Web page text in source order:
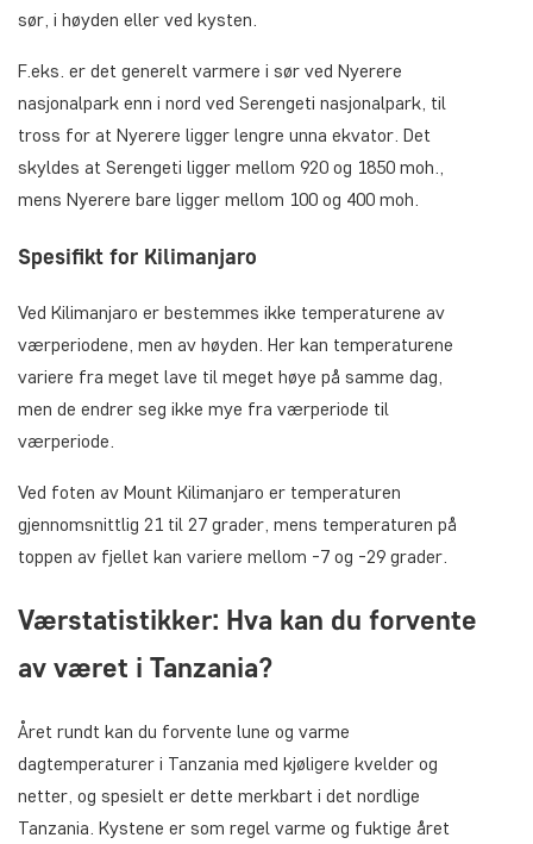
sør, i høyden eller ved kysten.
F.eks. er det generelt varmere i sør ved Nyerere
nasjonalpark enn i nord ved Serengeti nasjonalpark, til
tross for at Nyerere ligger lengre unna ekvator. Det
skyldes at Serengeti ligger mellom 920 og 1850 moh.,
mens Nyerere bare ligger mellom 100 og 400 moh.
Spesifikt for Kilimanjaro
Ved Kilimanjaro er bestemmes ikke temperaturene av
værperiodene, men av høyden. Her kan temperaturene
variere fra meget lave til meget høye på samme dag,
men de endrer seg ikke mye fra værperiode til
værperiode.
Ved foten av Mount Kilimanjaro er temperaturen
gjennomsnittlig 21 til 27 grader, mens temperaturen på
toppen av fjellet kan variere mellom -7 og -29 grader.
Værstatistikker: Hva kan du forvente
av været i Tanzania?
Året rundt kan du forvente lune og varme
dagtemperaturer i Tanzania med kjøligere kvelder og
netter, og spesielt er dette merkbart i det nordlige
Tanzania. Kystene er som regel varme og fuktige året